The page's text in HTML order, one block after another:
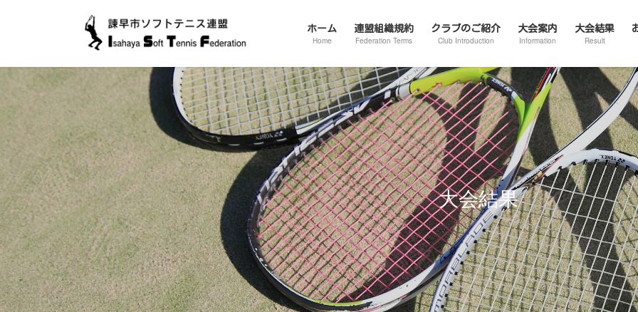
ツ
に
移
動
シ
ョ
ン
に
移
動
ホーム
Home
連盟組織規約
Federation Terms
クラブのご紹介
Club Introduction
大会案内
Information
大会結果
Result
大会結果